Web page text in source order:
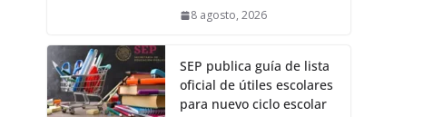
8 agosto, 2026
SEP publica guía de lista
oficial de útiles escolares
para nuevo ciclo escolar